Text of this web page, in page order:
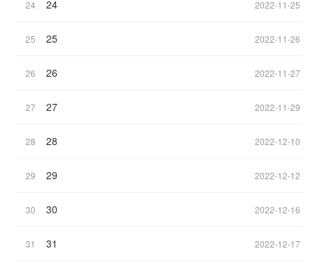
24 24 2022-11-25
25 25 2022-11-26
26 26 2022-11-27
27 27 2022-11-29
28 28 2022-12-10
29 29 2022-12-12
30 30 2022-12-16
31 31 2022-12-17